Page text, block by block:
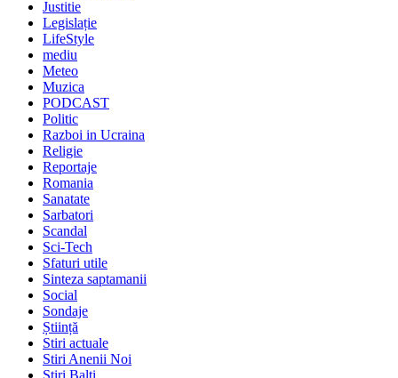
Justitie
Legislație
LifeStyle
mediu
Meteo
Muzica
PODCAST
Politic
Razboi in Ucraina
Religie
Reportaje
Romania
Sanatate
Sarbatori
Scandal
Sci-Tech
Sfaturi utile
Sinteza saptamanii
Social
Sondaje
Știință
Stiri actuale
Stiri Anenii Noi